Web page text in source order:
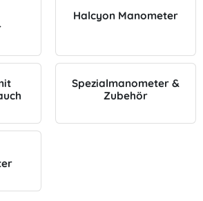
Halcyon Manometer
Spezialmanometer &
Zubehör